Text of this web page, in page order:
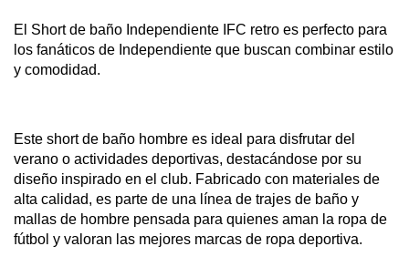
El Short de baño Independiente IFC retro es perfecto para
los fanáticos de Independiente que buscan combinar estilo
y comodidad.
Este short de baño hombre es ideal para disfrutar del
verano o actividades deportivas, destacándose por su
diseño inspirado en el club. Fabricado con materiales de
alta calidad, es parte de una línea de trajes de baño y
mallas de hombre pensada para quienes aman la ropa de
fútbol y valoran las mejores marcas de ropa deportiva.